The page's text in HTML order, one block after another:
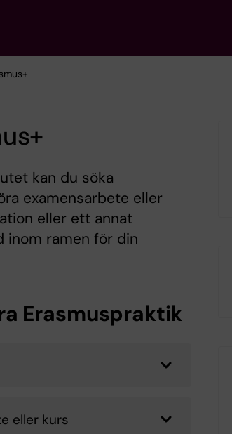
kan du söka
examensarbete eller
eller ett annat
inom ramen för din
Erasmuspraktik
eller kurs